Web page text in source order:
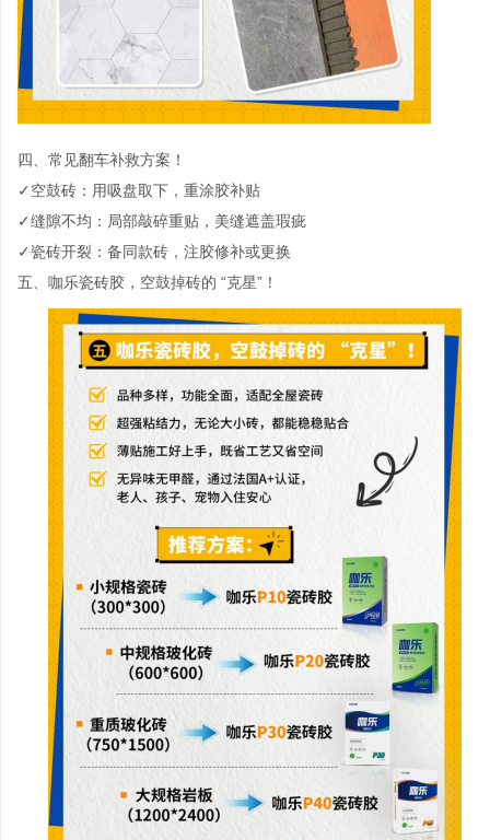
四、常见翻车补救方案！
✓空鼓砖：用吸盘取下，重涂胶补贴
✓缝隙不均：局部敲碎重贴，美缝遮盖瑕疵
✓瓷砖开裂：备同款砖，注胶修补或更换
五、 咖乐瓷砖胶，空鼓掉砖的 “克星”！